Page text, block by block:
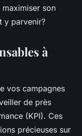
son
y parvenir?
à
vos campagnes
de près
(KPI). Ces
précieuses sur